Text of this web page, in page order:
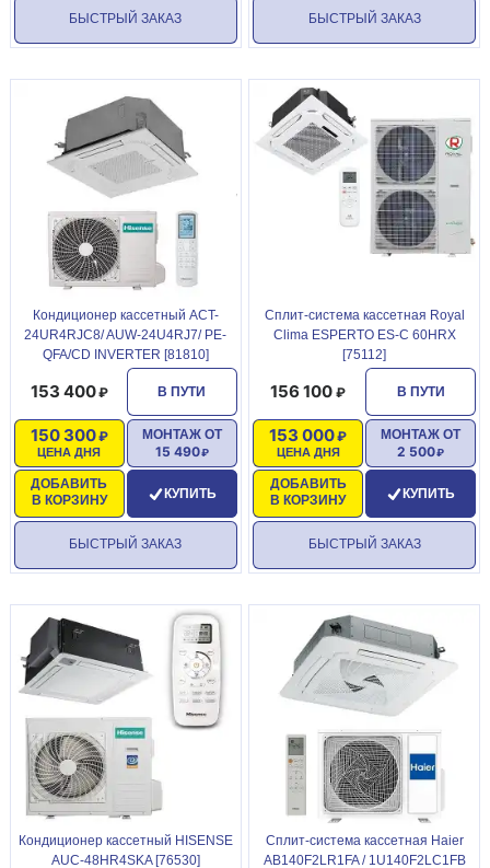
БЫСТРЫЙ ЗАКАЗ БЫСТРЫЙ ЗАКАЗ
Кондиционер кассетный ACT-
24UR4RJC8/ AUW-24U4RJ7/ PE-
QFA/CD INVERTER [81810]
В ПУТИ
153 400
ЦЕНА ДНЯ
150 300
ДОБАВИТЬ
В КОРЗИНУ
МОНТАЖ ОТ
15 490
КУПИТЬ
БЫСТРЫЙ ЗАКАЗ
Сплит-система кассетная Royal
Clima ESPERTO ES-C 60HRX
[75112]
В ПУТИ
156 100
ЦЕНА ДНЯ
153 000
ДОБАВИТЬ
В КОРЗИНУ
МОНТАЖ ОТ
2 500
КУПИТЬ
БЫСТРЫЙ ЗАКАЗ
Кондиционер кассетный HISENSE
AUC-48HR4SKA [76530]
Сплит-система кассетная Haier
AB140F2LR1FA / 1U140F2LC1FB